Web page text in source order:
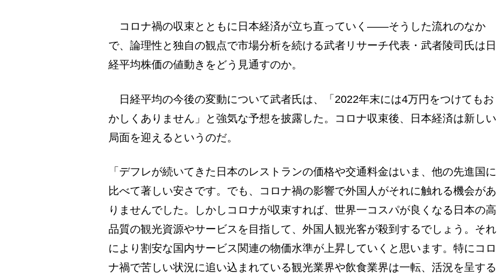
コロナ禍の収束とともに日本経済が立ち直っていく――そうした流れのなか
で、論理性と独自の観点で市場分析を続ける武者リサーチ代表・武者陵司氏は日
経平均株価の値動きをどう見通すのか。
日経平均の今後の変動について武者氏は、「2022年末には4万円をつけてもお
かしくありません」と強気な予想を披露した。コロナ収束後、日本経済は新しい
局面を迎えるというのだ。
「デフレが続いてきた日本のレストランの価格や交通料金はいま、他の先進国に
比べて著しい安さです。でも、コロナ禍の影響で外国人がそれに触れる機会があ
りませんでした。しかしコロナが収束すれば、世界一コスパが良くなる日本の高
品質の観光資源やサービスを目指して、外国人観光客が殺到するでしょう。それ
により割安な国内サービス関連の物価水準が上昇していくと思います。特にコロ
ナ禍で苦しい状況に追い込まれている観光業界や飲食業界は一転、活況を呈する